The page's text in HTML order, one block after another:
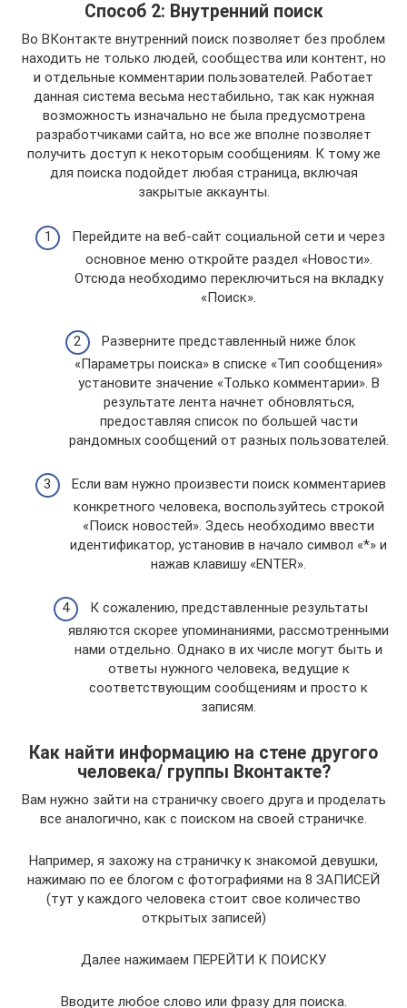
Способ 2: Внутренний поиск
Во ВКонтакте внутренний поиск позволяет без проблем
находить не только людей, сообщества или контент, но
и отдельные комментарии пользователей. Работает
данная система весьма нестабильно, так как нужная
возможность изначально не была предусмотрена
разработчиками сайта, но все же вполне позволяет
получить доступ к некоторым сообщениям. К тому же
для поиска подойдет любая страница, включая
закрытые аккаунты.
Перейдите на веб-сайт социальной сети и через
основное меню откройте раздел «Новости».
Отсюда необходимо переключиться на вкладку
«Поиск».
Разверните представленный ниже блок
«Параметры поиска» в списке «Тип сообщения»
установите значение «Только комментарии». В
результате лента начнет обновляться,
предоставляя список по большей части
рандомных сообщений от разных пользователей.
Если вам нужно произвести поиск комментариев
конкретного человека, воспользуйтесь строкой
«Поиск новостей». Здесь необходимо ввести
идентификатор, установив в начало символ «*» и
нажав клавишу «ENTER».
К сожалению, представленные результаты
являются скорее упоминаниями, рассмотренными
нами отдельно. Однако в их числе могут быть и
ответы нужного человека, ведущие к
соответствующим сообщениям и просто к
записям.
Как найти информацию на стене другого
человека/ группы Вконтакте?
Вам нужно зайти на страничку своего друга и проделать
все аналогично, как с поиском на своей страничке.
Например, я захожу на страничку к знакомой девушки,
нажимаю по ее блогом с фотографиями на 8 ЗАПИСЕЙ
(тут у каждого человека стоит свое количество
открытых записей)
Далее нажимаем ПЕРЕЙТИ К ПОИСКУ
Вводите любое слово или фразу для поиска.